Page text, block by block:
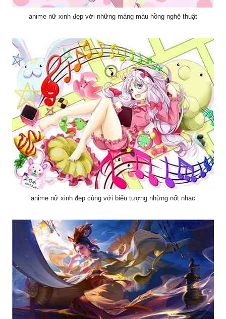
anime nữ xinh đẹp với những mảng màu hồng nghệ thuật
anime nữ xinh đẹp cùng với biểu tượng những nốt nhạc